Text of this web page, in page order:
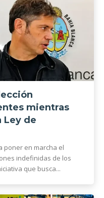
mientras
Ley de
poner en marcha el
indefinidas de los
que busca...